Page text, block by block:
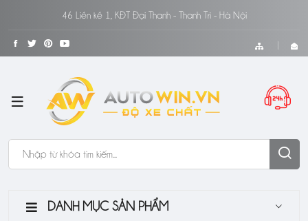
46 Liền kề 1, KĐT Đại Thanh - Thanh Trì - Hà Nội
DANH MỤC SẢN PHẨM